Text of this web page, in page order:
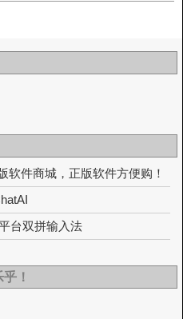
软件商城，正版软件方便购！
台双拼输入法
！